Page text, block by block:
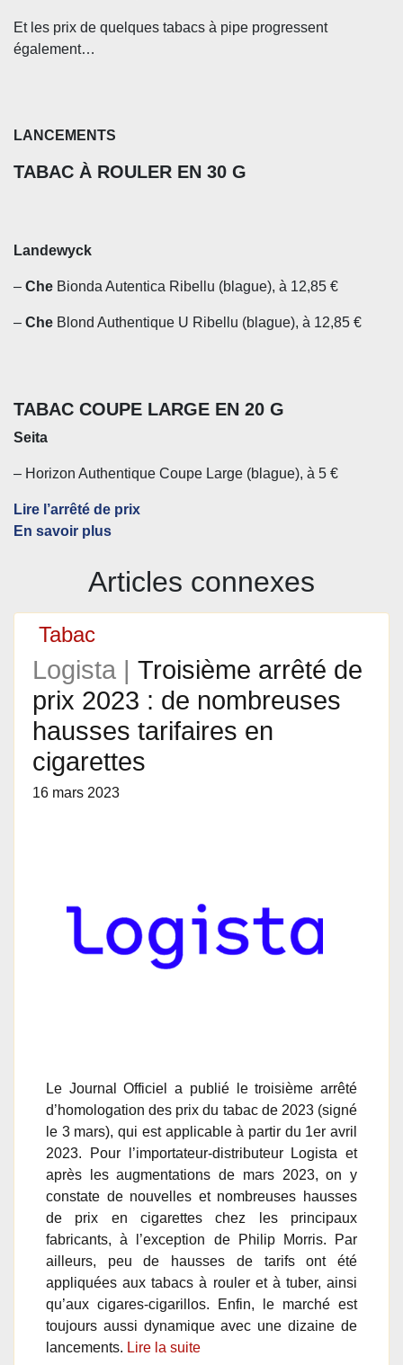
Et les prix de quelques tabacs à pipe progressent
également…
LANCEMENTS
TABAC À ROULER EN 30 G
Landewyck
– Che Bionda Autentica Ribellu (blague), à 12,85 €
– Che Blond Authentique U Ribellu (blague), à 12,85 €
TABAC COUPE LARGE EN 20 G
Seita
– Horizon Authentique Coupe Large (blague), à 5 €
Lire l’arrêté de prix
En savoir plus
Articles connexes
Tabac
Logista | Troisième arrêté de
prix 2023 : de nombreuses
hausses tarifaires en
cigarettes
16 mars 2023
Le Journal Officiel a publié le troisième arrêté
d’homologation des prix du tabac de 2023 (signé
le 3 mars), qui est applicable à partir du 1er avril
2023. Pour l’importateur-distributeur Logista et
après les augmentations de mars 2023, on y
constate de nouvelles et nombreuses hausses
de prix en cigarettes chez les principaux
fabricants, à l’exception de Philip Morris. Par
ailleurs, peu de hausses de tarifs ont été
appliquées aux tabacs à rouler et à tuber, ainsi
qu’aux cigares-cigarillos. Enfin, le marché est
toujours aussi dynamique avec une dizaine de
lancements. Lire la suite